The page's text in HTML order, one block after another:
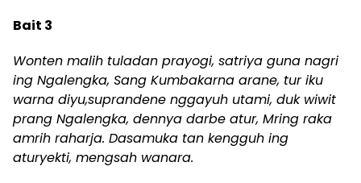
Bait 3
Wonten malih tuladan prayogi, satriya guna nagri
ing Ngalengka, Sang Kumbakarna arane, tur iku
warna diyu,suprandene nggayuh utami, duk wiwit
prang Ngalengka, dennya darbe atur, Mring raka
amrih raharja. Dasamuka tan kengguh ing
aturyekti, mengsah wanara.